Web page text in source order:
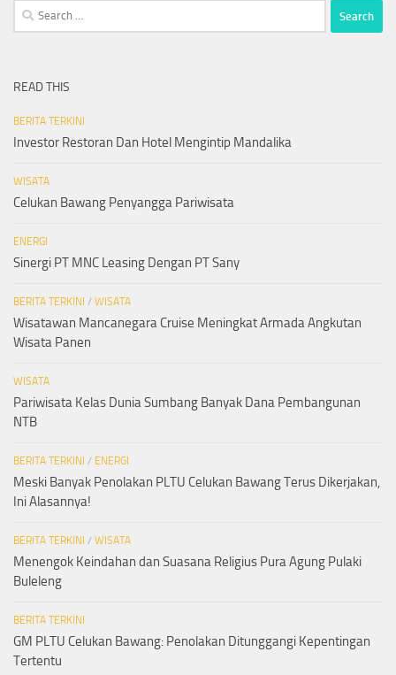
Search
for:
READ THIS
BERITA TERKINI
Investor Restoran Dan Hotel Mengintip Mandalika
WISATA
Celukan Bawang Penyangga Pariwisata
ENERGI
Sinergi PT MNC Leasing Dengan PT Sany
BERITA TERKINI / WISATA
Wisatawan Mancanegara Cruise Meningkat Armada Angkutan
Wisata Panen
WISATA
Pariwisata Kelas Dunia Sumbang Banyak Dana Pembangunan
NTB
BERITA TERKINI / ENERGI
Meski Banyak Penolakan PLTU Celukan Bawang Terus Dikerjakan,
Ini Alasannya!
BERITA TERKINI / WISATA
Menengok Keindahan dan Suasana Religius Pura Agung Pulaki
Buleleng
BERITA TERKINI
GM PLTU Celukan Bawang: Penolakan Ditunggangi Kepentingan
Tertentu